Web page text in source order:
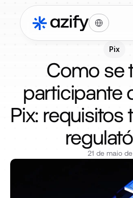
Select Language
Pix
Como se
participante
Pix: requisitos
21 de maio